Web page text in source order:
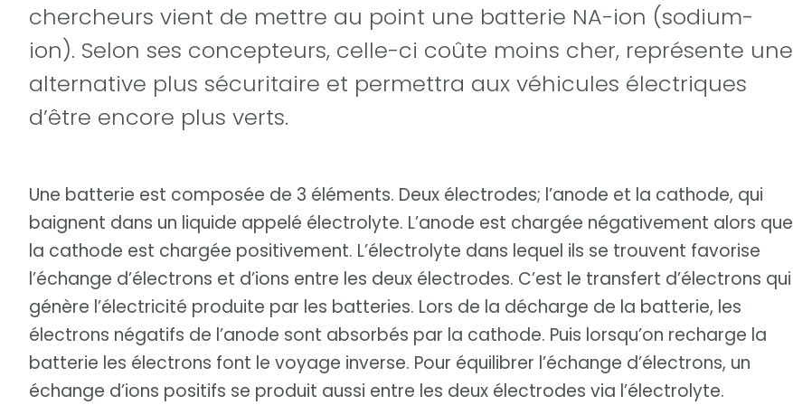
chercheurs vient de mettre au point une batterie NA-ion (sodium-
ion). Selon ses concepteurs, celle-ci coûte moins cher, représente une
alternative plus sécuritaire et permettra aux véhicules électriques
d’être encore plus verts.
Une batterie est composée de 3 éléments. Deux électrodes; l’anode et la cathode, qui
baignent dans un liquide appelé électrolyte. L’anode est chargée négativement alors que
la cathode est chargée positivement. L’électrolyte dans lequel ils se trouvent favorise
l’échange d’électrons et d’ions entre les deux électrodes. C’est le transfert d’électrons qui
génère l’électricité produite par les batteries. Lors de la décharge de la batterie, les
électrons négatifs de l’anode sont absorbés par la cathode. Puis lorsqu’on recharge la
batterie les électrons font le voyage inverse. Pour équilibrer l’échange d’électrons, un
échange d’ions positifs se produit aussi entre les deux électrodes via l’électrolyte.